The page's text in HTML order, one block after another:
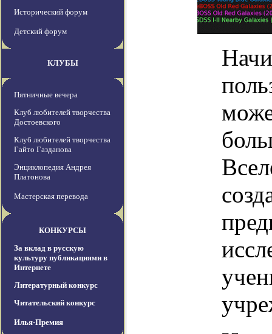
Исторический форум
Детский форум
КЛУБЫ
Пятничные вечера
Клуб любителей творчества
Достоевского
Клуб любителей творчества
Гайто Газданова
Энциклопедия Андрея
Платонова
Мастерская перевода
КОНКУРСЫ
За вклад в русскую
культуру публикациями в
Интернете
Литературный конкурс
Читательский конкурс
Илья-Премия